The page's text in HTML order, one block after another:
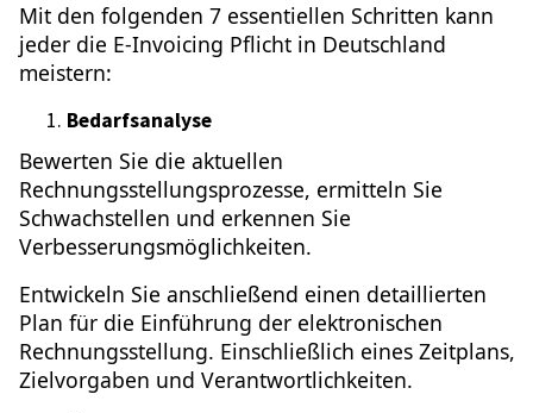
Mit den folgenden 7 essentiellen Schritten kann
jeder die E-Invoicing Pflicht in Deutschland
meistern:
Bedarfsanalyse
Bewerten Sie die aktuellen
Rechnungsstellungsprozesse, ermitteln Sie
Schwachstellen und erkennen Sie
Verbesserungsmöglichkeiten.
Entwickeln Sie anschließend einen detaillierten
Plan für die Einführung der elektronischen
Rechnungsstellung. Einschließlich eines Zeitplans,
Zielvorgaben und Verantwortlichkeiten.